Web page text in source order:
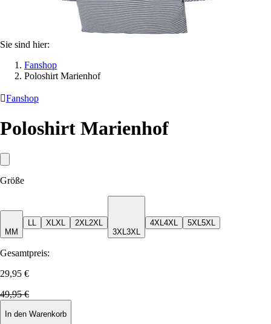
Sie sind hier:
Fanshop
Poloshirt Marienhof
Fanshop
Poloshirt Marienhof
Größe
M M
XL XL 2XL 2XL
3XL 3XL
4XL 4XL 5XL 5XL
Gesamtpreis:
29,95 €
49,95 €
In den Warenkorb